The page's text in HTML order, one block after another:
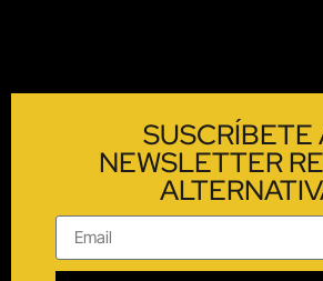
SUSCRÍBETE
NEWSLETTER